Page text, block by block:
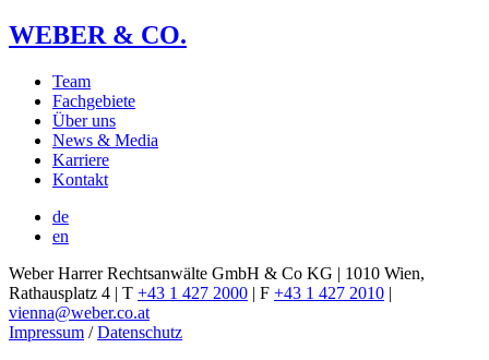
WEBER & CO.
Team
Fachgebiete
Über uns
News & Media
Karriere
Kontakt
de
en
Weber Harrer Rechtsanwälte GmbH & Co KG | 1010 Wien,
Rathausplatz 4 | T +43 1 427 2000 | F +43 1 427 2010 |
vienna@weber.co.at
Impressum /Datenschutz